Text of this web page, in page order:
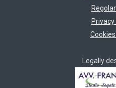
Legally